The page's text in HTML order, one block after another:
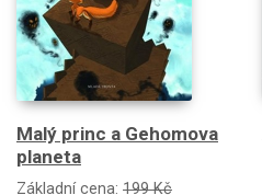
Malý princ a Gehomova
planeta
Základní cena: 199 Kč